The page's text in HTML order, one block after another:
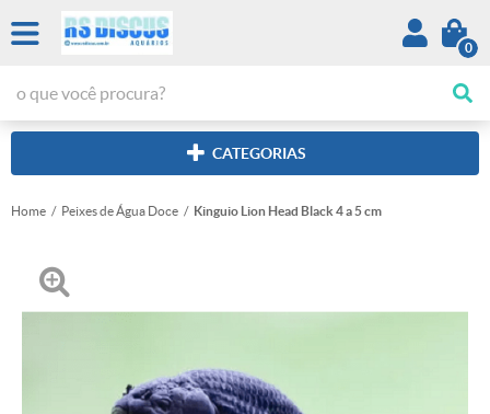
0
CATEGORIAS
Home Peixes de Água Doce Kinguio Lion Head Black 4 a 5 cm